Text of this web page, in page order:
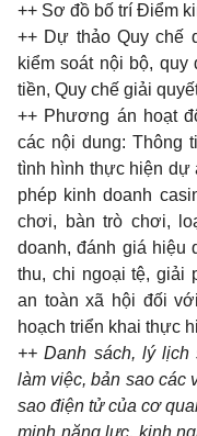
++ Sơ đồ bố trí Điểm
++ Dự thảo Quy chế
kiểm soát nội bộ,
tiền, Quy chế giải
++ Phương án hoạt
các nội dung: Thông
tình hình thực hiện
phép kinh doanh
chơi, bàn trò chơi,
doanh, đánh giá hiệu
thu, chi ngoại tệ, giải
an toàn xã hội đối
hoạch triển khai thực
++ Danh sách, lý
làm việc, bản sao các
sao điện tử của cơ